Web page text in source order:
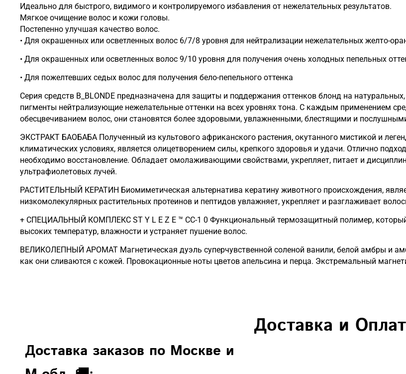
Идеально для быстрого, видимого и контролируемого избавления от нежелательных результатов.
Мягкое очищение волос и кожи головы.
Постепенно улучшая качество волос.
• Для окрашенных или осветленных волос 9/10 уровня для получения очень холодных пепельных
• Для пожелтевших седых волос для получения бело-пепельного оттенка
Серия средств B_BLONDE предназначена для защиты и поддержания оттенков блонд на натуральных, окрашенных, осветленных и седых волосах. Формула содержит
пигменты нейтрализующие нежелательные оттенки на всех уровнях тона. С каждым применением средств серии, улучшается структура поврежденных
обесцвечиванием волос, они становятся более здоровыми, увлажненными, блестящими и
ЭКСТРАКТ БАОБАБА Полученный из культового африканского растения, окутанного мистикой и легендами. Баобаб
климатических условиях, является олицетворением силы, крепкого здоровья и удачи. Отлично
необходимо восстановление. Обладает омолаживающими свойствами, укрепляет, питает и дисциплинирует волосы, защищает от загрязнений и воздействия
ультрафиолетовых лучей.
РАСТИТЕЛЬНЫЙ КЕРАТИН Биомиметическая альтернатива кератину животного происхождения, является основным протеином в
низкомолекулярных растительных протеинов и пептидов увлажняет, укрепляет и разглаживает
+ СПЕЦИАЛЬНЫЙ КОМПЛЕКС ST Y L E Z E ™ CC-1 0 Функциональный термозащитный полимер, который обеспечивает естественную подвижность волос. Защищает от
высоких температур, влажности и устраняет пушение волос.
ВЕЛИКОЛЕПНЫЙ АРОМАТ Магнетическая дуэль суперчувственной соленой ванили, белой амбры и амбергриса,
как они сливаются с кожей. Провокационные ноты цветов апельсина и перца. Экстремальный
Доставка и
Доставка заказов по Москве и